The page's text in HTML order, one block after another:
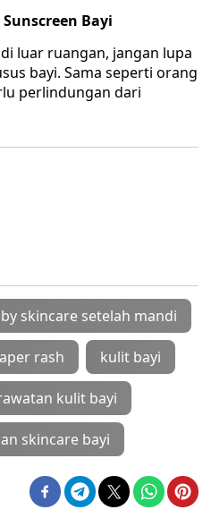
Bayi
luar ruangan, jangan lupa
bayi. Sama seperti orang
perlindungan dari
skincare setelah mandi
rash kulit bayi
kulit bayi
skincare bayi